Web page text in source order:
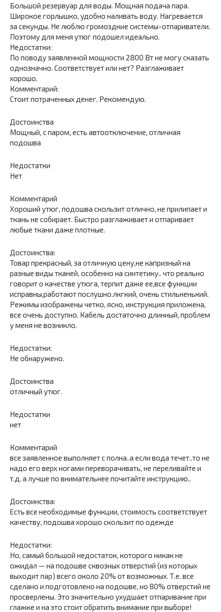
Большой резервуар для воды. Мощная подача пара.
Широкое горлышко, удобно наливать воду. Нагревается
за секунды. Не люблю громоздкие системы-отпариватели.
Поэтому для меня утюг подошел идеально.
Недостатки:
По поводу заявленной мощности 2800 Вт не могу сказать
однозначно. Соответствует или нет? Разглаживает
хорошо.
Комментарий:
Стоит потраченных денег. Рекомендую.
Достоинства
Мощный, с паром, есть автоотключение, отличная
подошва
Недостатки
Нет
Комментарий
Хороший утюг, подошва скользит отлично, не прилипает и
ткань не собирает. Быстро разглаживает и отпаривает
любые ткани даже плотные.
Достоинства:
Товар прекрасный, за отличную цену,не капризный на
разные виды тканей, особенно на синтетику.. что реально
говорит о качестве утюга, терпит даже ее,все функции
исправны,работают послушно.лкгкий, очень стильненький.
Режимы изображены четко, ясно, инструкция приложена,
все очень доступно. Кабель достаточно длинный, проблем
у меня не возникло.
Недостатки:
Не обнаружено.
Достоинства
отличный утюг.
Недостатки
нет
Комментарий
все заявленное выполняет с полна..а если вода течет..то не
надо его верх ногами переворачивать, не переливайте и
т.д. а лучше по внимательнее почитайте инструкцию..
Достоинства:
Есть все необходимые функции, стоимость соответствует
качеству, подошва хорошо скользит по одежде
Недостатки:
Но, самый большой недостаток, которого никак не
ожидал — на подошве сквозных отверстий (из которых
выходит пар) всего около 20% от возможных. Т.е. все
сделано и подготовлено на подошве, но 80% отверстий не
просверлены. Это значительно ухудшает отпаривание при
глажке и на это стоит обратить внимание при выборе!